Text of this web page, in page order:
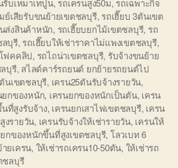
รับเหมาเทปูน, รถเครนสูง50ม, รถเฉพาะกิจ
ย์เสียรับขนย้ายเขตชลบุรี, รถเฮี๊ยบ 3ตันเขต
ส่งสินค้าหนัก, รถเฮี๊ยบยกไม้เขตชลบุรี, รถ
ลบุรี, รถเฮี๊ยบให้เช่าราคาไม่แพงเขตชลบุรี,
ฟคคลิป, รถไถน่าเขตชลบุรี, รับจ้างขนย้าย
บุรี, สไลด์คาร์รถยนต์ ยกย้ายรถยนต์ไป
นเขตชลบุรี, เครน25ตันรับจ้างรายวัน,
ยกของหนัก, เครนยกของหนักเป็นตัน, เครน
ที่สูงรับจ้าง, เครนยกเสาไฟเขตชลบุรี, เครน
งรายวัน, เครนรับจ้างให้เช่ารายวัน, เครนให้
กของหนักขึ้นที่สูงเขตชลบุรี, โลวเบท 6
ยเครน, ให้เช่ารถเครน10-50ตัน, ให้เช่ารถ
ชลบุรี